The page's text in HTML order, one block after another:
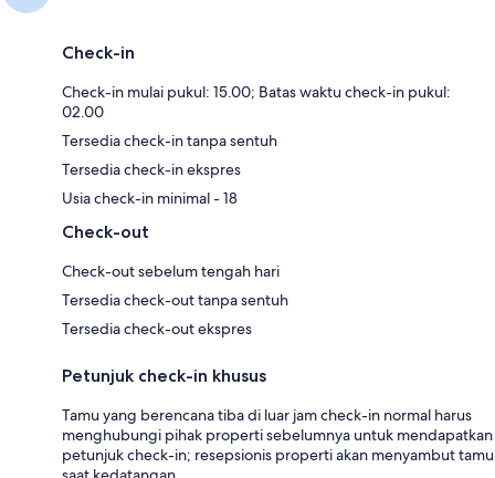
Check-in
Check-in mulai pukul: 15.00; Batas waktu check-in pukul:
02.00
Tersedia check-in tanpa sentuh
Tersedia check-in ekspres
Usia check-in minimal - 18
Check-out
Check-out sebelum tengah hari
Tersedia check-out tanpa sentuh
Tersedia check-out ekspres
Petunjuk check-in khusus
Tamu yang berencana tiba di luar jam check-in normal harus
menghubungi pihak properti sebelumnya untuk mendapatkan
petunjuk check-in; resepsionis properti akan menyambut tamu